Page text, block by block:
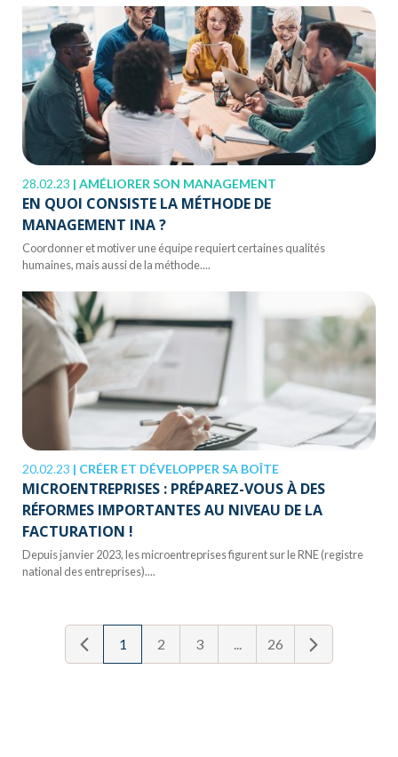
28.02.23 | AMÉLIORER SON MANAGEMENT
EN QUOI CONSISTE LA MÉTHODE DE
MANAGEMENT INA ?
Coordonner et motiver une équipe requiert certaines qualités
humaines, mais aussi de la méthode....
20.02.23 | CRÉER ET DÉVELOPPER SA BOÎTE
MICROENTREPRISES : PRÉPAREZ-VOUS À DES
RÉFORMES IMPORTANTES AU NIVEAU DE LA
FACTURATION !
Depuis janvier 2023, les microentreprises figurent sur le RNE (registre
national des entreprises)....
1 2 3 ... 26